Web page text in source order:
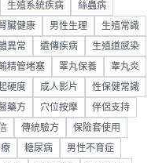
生殖系統疾病 絲蟲病
臟健康 男性生理 生殖常識
異常 遺傳疾病 生殖道感染
精管堵塞 睪丸保養 睾丸炎
硬度 成人影片 性保健常識
藥方 穴位按摩 伴侶支持
傳統驗方 保險套使用
療 糖尿病 男性不育症